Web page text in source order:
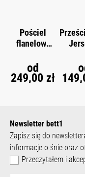
Pościel
flanelowa
D ®
od
249,00 zł
Newsletter bett1
Zapisz się do
informacje o śnie oraz
Przeczytałem i